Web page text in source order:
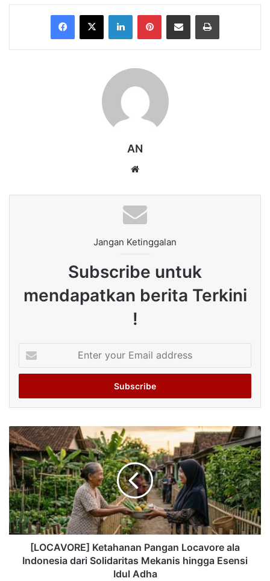
Facebook
X LinkedInPinterestShare via Email Print
AN
Jangan Ketinggalan
Subscribe untuk
mendapatkan berita Terkini
!
your
Email
[LOCAVORE] Ketahanan Pangan Locavore ala
Indonesia dari Solidaritas Mekanis hingga Esensi
Idul Adha